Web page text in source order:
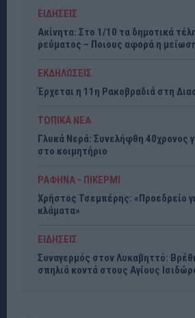
ΕΙΔΗΣΕΙΣ
Ακίνητα: Στο 1/10 τα δημοτικά
ρεύματος – Ποιους αφορά η
ΕΚΔΗΛΩΣΕΙΣ
Έρχεται η 11η Ρακοβραδιά στη
ΤΟΠΙΚΑ ΝΕΑ
Γλυκά Νερά: Συνελήφθη 40χρονος
στο κοιμητήριο
ΡΑΦΗΝΑ - ΠΙΚΕΡΜΙ
Χρήστος Τσεμπέρης: «Προεδρείο
κλάματα»
ΕΙΔΗΣΕΙΣ
Συναγερμός στον Λυκαβηττό:
σπηλιά κοντά στους Αγίους